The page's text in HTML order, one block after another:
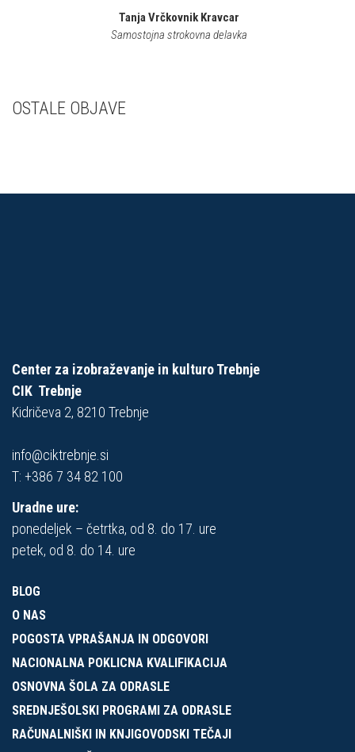
Tanja Vrčkovnik Kravcar
Samostojna strokovna delavka
OSTALE OBJAVE
Center za izobraževanje in kulturo Trebnje
CIK Trebnje
Kidričeva 2, 8210 Trebnje
info@ciktrebnje.si
T: +386 7 34 82 100
Uradne ure:
ponedeljek – četrtka, od 8. do 17. ure
petek, od 8. do 14. ure
BLOG
O NAS
POGOSTA VPRAŠANJA IN ODGOVORI
NACIONALNA POKLICNA KVALIFIKACIJA
OSNOVNA ŠOLA ZA ODRASLE
SREDNJEŠOLSKI PROGRAMI ZA ODRASLE
RAČUNALNIŠKI IN KNJIGOVODSKI TEČAJI